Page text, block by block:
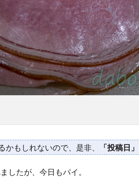
もしれないので、是非、 「投稿日」
したが、今日もパイ。